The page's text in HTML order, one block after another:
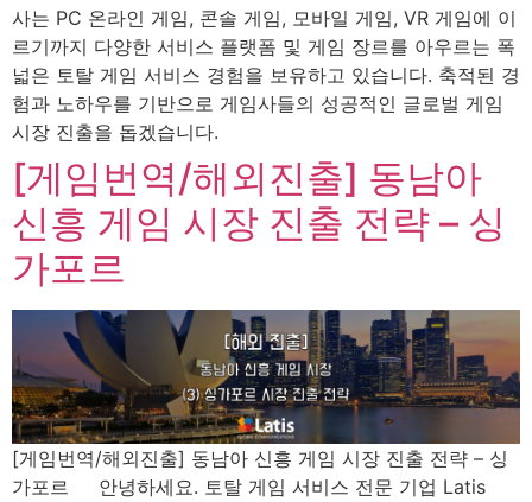
사는 PC 온라인 게임, 콘솔 게임, 모바일 게임, VR 게임에 이
르기까지 다양한 서비스 플랫폼 및 게임 장르를 아우르는 폭
넓은 토탈 게임 서비스 경험을 보유하고 있습니다. 축적된 경
험과 노하우를 기반으로 게임사들의 성공적인 글로벌 게임
시장 진출을 돕겠습니다.
[게임번역/해외진출] 동남아
신흥 게임 시장 진출 전략 – 싱
가포르
[게임번역/해외진출] 동남아 신흥 게임 시장 진출 전략 – 싱
가포르 안녕하세요. 토탈 게임 서비스 전문 기업 Latis